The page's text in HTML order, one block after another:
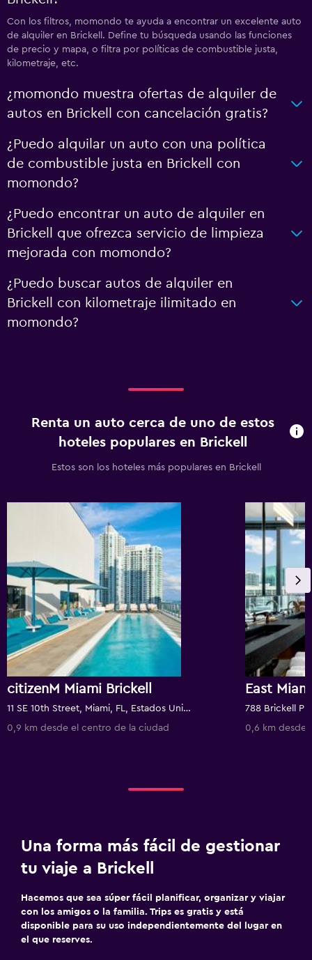
Con los filtros, momondo te ayuda a encontrar un excelente auto
de alquiler en Brickell. Define tu búsqueda usando las funciones
de precio y mapa, o filtra por políticas de combustible justa,
kilometraje, etc.
¿momondo muestra ofertas de alquiler de
autos en Brickell con cancelación gratis?
¿Puedo alquilar un auto con una política
de combustible justa en Brickell con
momondo?
¿Puedo encontrar un auto de alquiler en
Brickell que ofrezca servicio de limpieza
mejorada con momondo?
¿Puedo buscar autos de alquiler en
Brickell con kilometraje ilimitado en
momondo?
Renta un auto cerca de uno de estos
hoteles populares en Brickell
Estos son los hoteles más populares en Brickell
citizenM Miami Brickell
11 SE 10th Street, Miami, FL, Estados Unidos
0,9 km desde el centro de la ciudad
East
0,6 km desde
Una forma más fácil de gestionar
tu viaje a Brickell
Hacemos que sea súper fácil planificar, organizar y viajar
con los amigos o la familia. Trips es gratis y está
disponible para su uso independientemente del lugar en
el que reserves.